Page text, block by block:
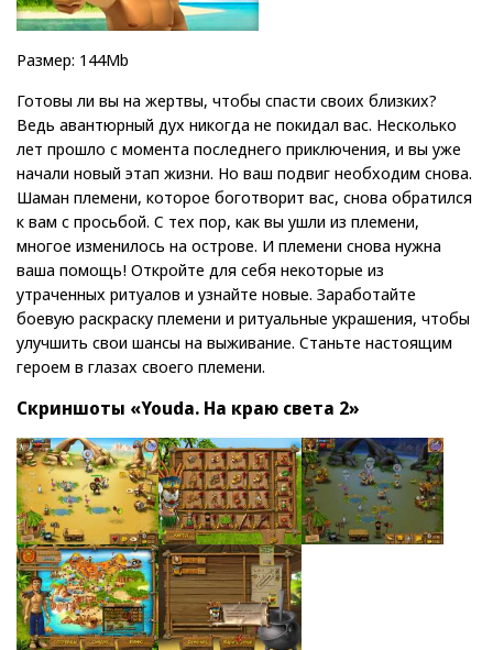
Размер: 144Mb
Готовы ли вы на жертвы, чтобы спасти своих близких?
Ведь авантюрный дух никогда не покидал вас. Несколько
лет прошло с момента последнего приключения, и вы уже
начали новый этап жизни. Но ваш подвиг необходим снова.
Шаман племени, которое боготворит вас, снова обратился
к вам с просьбой. С тех пор, как вы ушли из племени,
многое изменилось на острове. И племени снова нужна
ваша помощь! Откройте для себя некоторые из
утраченных ритуалов и узнайте новые. Заработайте
боевую раскраску племени и ритуальные украшения, чтобы
улучшить свои шансы на выживание. Станьте настоящим
героем в глазах своего племени.
Скриншоты «Youda. На краю света 2»